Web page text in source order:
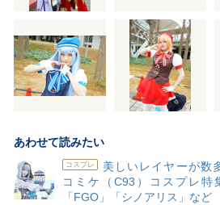
あわせて読みたい
コスプレ
美しいレイヤーが数
コミケ（C93）コスプレ特
「FGO」「シノアリス」など